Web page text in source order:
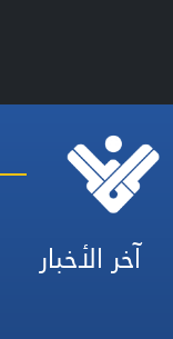
آخر الأخبار